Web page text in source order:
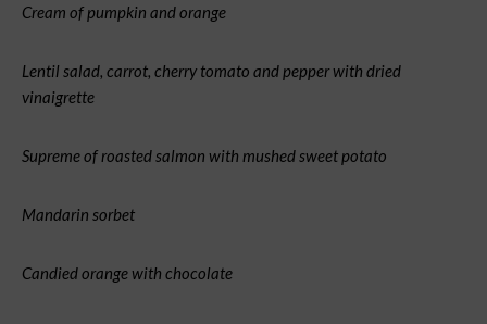
Cream of pumpkin and orange
Lentil salad, carrot, cherry tomato and pepperwith dried
vinaigrette
Supreme of roasted salmon with mushed sweet potato
Mandarin sorbet
Candied orange with chocolate